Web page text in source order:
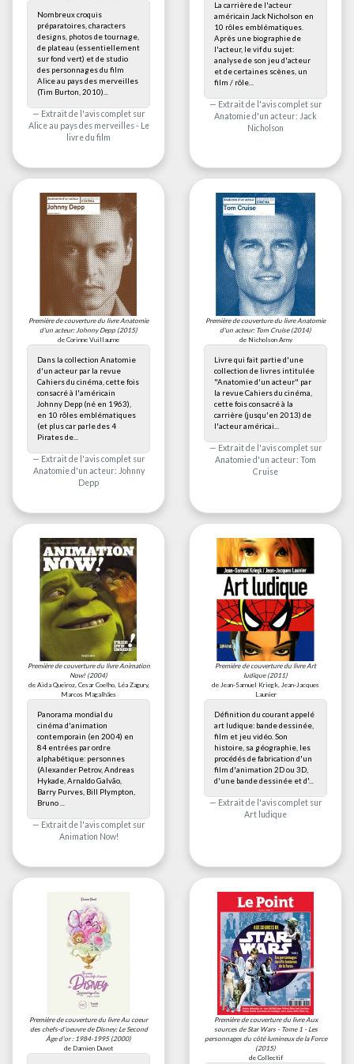
Nombreux croquis
préparatoires, characters
designs, photos de tournage,
de plateau (essentiellement
sur fond vert) et de studio
des personnages du film
Alice au pays des merveilles
(Tim Burton, 2010)...
Extrait de l'avis complet sur
Alice au pays des merveilles - Le
livre du film
La carrière de l'acteur
américain Jack Nicholson en
10 rôles emblématiques.
Après une biographie de
l'acteur, le vif du sujet:
analyse de son jeu d'acteur
et de certaines scènes, un
film / rôle...
Extrait de l'avis complet sur
Anatomie d'un acteur: Jack
Nicholson
Première de couverture du livreAnatomie
d'un acteur: Johnny Depp (2015)
de Corinne Vuillaume
Dans la collection Anatomie
d'un acteur par la revue
Cahiers du cinéma, cette fois
consacré à l'américain
Johnny Depp (né en 1963),
en 10 rôles emblématiques
(et plus car parle des 4
Pirates de...
Extrait de l'avis complet sur
Anatomie d'un acteur: Johnny
Depp
Première de couverture du livreAnatomie
d'un acteur: Tom Cruise(2014)
de Nicholson Amy
Livre qui fait partie d'une
collection de livres intitulée
"Anatomie d'un acteur" par
la revue Cahiers du cinéma,
cette fois consacré à la
carrière (jusqu'en 2013) de
l'acteur américai...
Extrait de l'avis complet sur
Anatomie d'un acteur: Tom
Cruise
Première de couverture du livreAnimation
Now!(2004)
de Aida Queiroz, Cesar Coelho, Léa Zagury,
Marcos Magalhães
Panorama mondial du
cinéma d'animation
contemporain (en 2004) en
84 entrées par ordre
alphabétique: personnes
(Alexander Petrov, Andreas
Hykade, Arnaldo Galvão,
Barry Purves, Bill Plympton,
Bruno ...
Extrait de l'avis complet sur
Animation Now!
Première de couverture du livreArt
ludique(2011)
de Jean-Samuel Kriegk, Jean-Jacques
Launier
Définition du courant appelé
art ludique: bande dessinée,
film et jeu vidéo. Son
histoire, sa géographie, les
procédés de fabrication d'un
film d'animation 2D ou 3D,
d'une bande dessinée et d'...
Extrait de l'avis complet sur
Art ludique
Première de couverture du livreAu coeur
des chefs-d'oeuvre de Disney: Le Second
Âge d'or : 1984-1995(2000)
de Damien Duvot
Première de couverture du livreAux
sources de Star Wars - Tome 1 - Les
personnages du côté lumineux de la Force
(2015)
de Collectif